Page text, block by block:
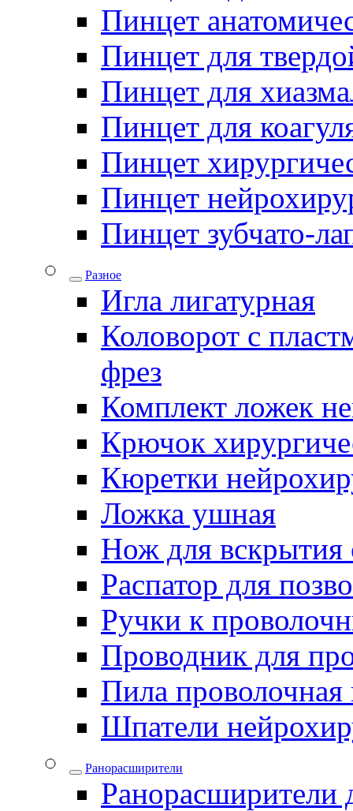
Пинцет
Пинцет для
Пинцет для
Пинцет для
Пинцет
Пинцет
Пинцет зубчато-
Разное
Игла лигатурная
Коловорот с
фрез
Комплект ложек
Крючок
Кюретки
Ложка ушная
Нож для вскрытия
Распатор для
Ручки к
Проводник для
Пила проволочная
Шпатели
Ранорасширители
Ранорасширители